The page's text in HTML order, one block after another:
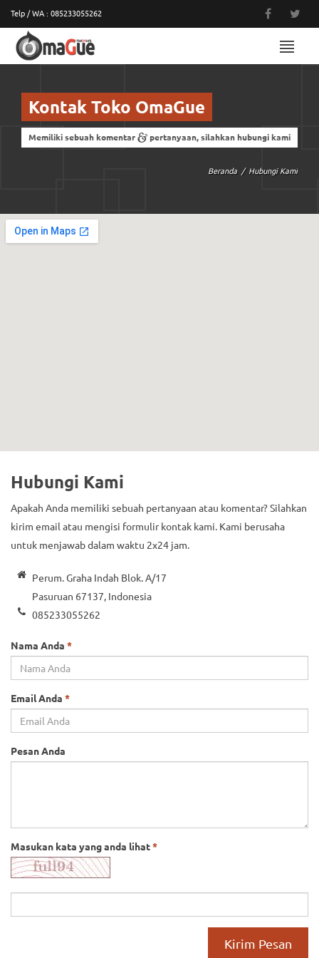
Telp / WA : 085233055262
MENU
Kontak Toko OmaGue
Memiliki sebuah komentar&pertanyaan, silahkan hubungi kami
Beranda Hubungi Kami
Hubungi Kami
Apakah Anda memiliki sebuah pertanyaan atau komentar? Silahkan
kirim email atau mengisi formulir kontak kami. Kami berusaha
untuk menjawab dalam waktu 2x24 jam.
Perum. Graha Indah Blok. A/17
Pasuruan 67137, Indonesia
085233055262
Nama Anda *
Email Anda *
Pesan Anda
Masukan kata yang anda lihat*